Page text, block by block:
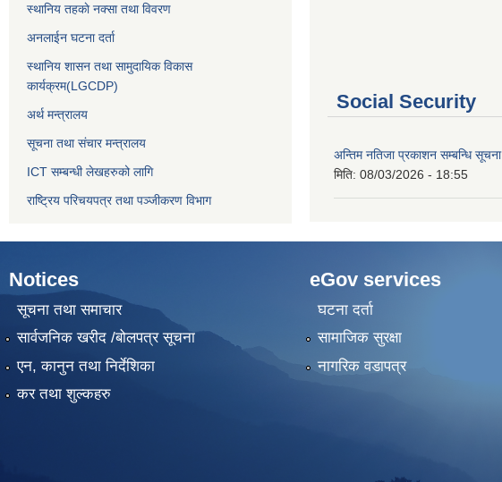
स्थानिय तहकाे नक्सा तथा विवरण
अनलाईन घटना दर्ता
स्थानिय शासन तथा सामुदायिक विकास
कार्यक्रम(LGCDP)
अर्थ मन्त्रालय
सूचना तथा संचार मन्त्रालय
ICT सम्बन्धी लेखहरुको लागि
राष्ट्रिय परिचयपत्र तथा पञ्‍जीकरण विभाग
Social Security
अन्तिम नतिजा प्रकाशन सम्बन्धि सूचना
मिति: 08/03/2026 - 18:55
Notices
सूचना तथा समाचार
सार्वजनिक खरीद /बोलपत्र सूचना
एन, कानुन तथा निर्देशिका
कर तथा शुल्कहरु
eGov services
घटना दर्ता
सामाजिक सुरक्षा
नागरिक वडापत्र